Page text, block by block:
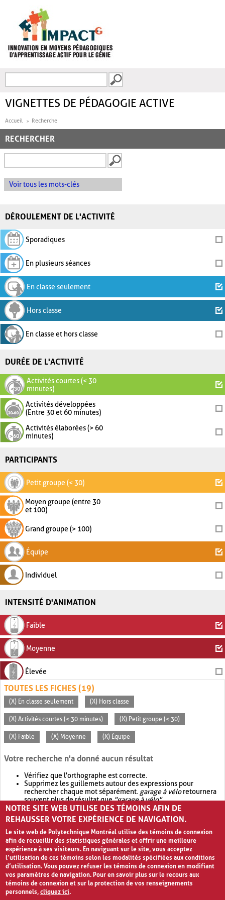
FORMULAIRE DE
VIGNETTES DE PÉDAGOGIE ACTIVE
Accueil Recherche
RECHERCHER
Voir tous les mots-clés
DÉROULEMENT DE L'ACTIVITÉ
Sporadiques
En plusieurs séances
En classe seulement
Hors classe
En classe et hors classe
DURÉE DE L'ACTIVITÉ
Activités courtes (< 30
minutes)
Activités développées
(Entre 30 et 60 minutes)
Activités élaborées (> 60
minutes)
PARTICIPANTS
Petit groupe (< 30)
Moyen groupe (entre 30
et 100)
Grand groupe (> 100)
Équipe
Individuel
INTENSITÉ D'ANIMATION
Faible
Moyenne
Élevée
TOUTES LES FICHES (19)
(X) En classe seulement (X) Hors classe
(X) Activités courtes (< 30 minutes) (X) Petit groupe (< 30)
(X) Faible (X) Moyenne (X) Équipe
Votre recherche n'a donné aucun résultat
Vérifiez que l'orthographe est correcte.
Supprimez les guillemets autour des expressions pour
rechercher chaque mot séparément. garage à véloretournera
souvent plus de résultat que"garage à vélo".
Envisagez d'élargir votre recherche avec OR.garage OR vélo
retournera souvent plus de résultat quegarage à vélo
NOTRE SITE WEB UTILISE DES TÉMOINS AFIN DE
REHAUSSER VOTRE EXPÉRIENCE DE NAVIGATION.
Le site web de Polytechnique Montréal utilise des témoins de connexion
afin de recueillir des statistiques générales et offrir une meilleure
expérience à ses visiteurs. En naviguant sur le site, vous acceptez
l’utilisation de ces témoins selon les modalités spécifiées aux conditions
d’utilisation. Vous pouvez refuser les témoins de connexion en modifiant
vos paramètres de navigation. Pour en savoir plus sur le recours aux
témoins de connexion et sur la protection de vos renseignements
personnels,cliquez ici.